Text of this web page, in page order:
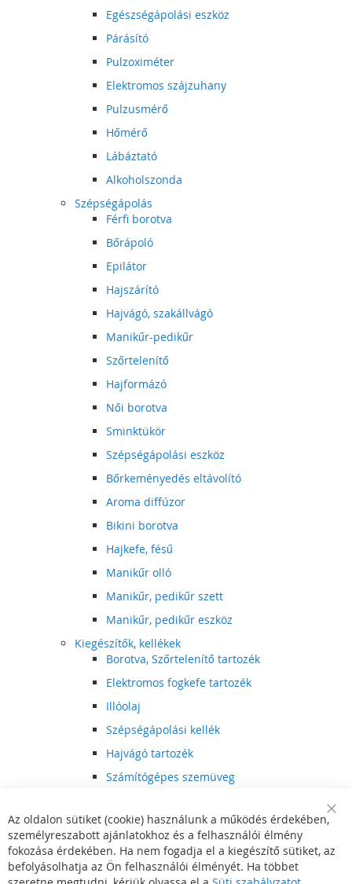
Egészségápolási eszköz
Párásító
Pulzoximéter
Elektromos szájzuhany
Pulzusmérő
Hőmérő
Lábáztató
Alkoholszonda
Szépségápolás
Férfi borotva
Bőrápoló
Epilátor
Hajszárító
Hajvágó, szakállvágó
Manikűr-pedikűr
Szőrtelenítő
Hajformázó
Női borotva
Sminktükör
Szépségápolási eszköz
Bőrkeményedés eltávolító
Aroma diffúzor
Bikini borotva
Hajkefe, fésű
Manikűr olló
Manikűr, pedikűr szett
Manikűr, pedikűr eszköz
Kiegészítők, kellékek
Borotva, Szőrtelenítő tartozék
Elektromos fogkefe tartozék
Illóolaj
Szépségápolási kellék
Hajvágó tartozék
Számítógépes szemüveg
Hajvágó kiegészítő
Szórakoztató elektronika
Multimédia
DVD, BluRay lejátszó
Bar
Az oldalon sütiket (cookie) használunk a működés érdekében,
személyreszabott ajánlatokhoz és a felhasználói élmény
fokozása érdekében. Ha nem fogadja el a kiegészítő sütiket, az
befolyásolhatja az Ön felhasználói élményét. Ha többet